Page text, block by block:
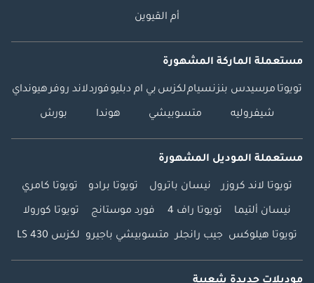
أم القيوين
مستعملة الماركة المشهورة
تويوتا مرسيدس بنزنسياملكزس بي ام دبليوفوردلاند روفرهيونداي
شيفروليه متسوبيشي هوندا بورش
مستعملة الموديل المشهورة
تويوتا لاند كروزر نيسان باترول تويوتا برادو تويوتا كامري
نيسان ألتيما تويوتا راف 4 فورد موستانج تويوتا كورولا
تويوتا هيلوكس جيب رانجلر متسوبيشي باجيرو لكزس LS 430